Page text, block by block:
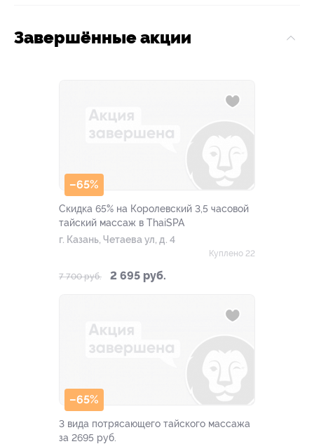
Завершённые акции
–65%
Скидка 65% на Королевский 3,5 часовой
тайский массаж в ThaiSPA
г. Казань, Четаева ул, д. 4
7 700 руб. 2 695 руб.
Куплено 22
–65%
3 вида потрясающего тайского массажа
за 2695 руб.